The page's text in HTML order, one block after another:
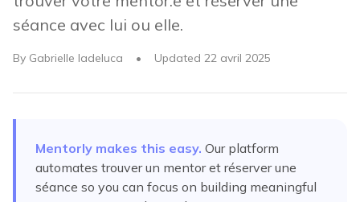
séance avec lui ou elle.
By Gabrielle Iadeluca • Updated 22 avril 2025
Mentorly makes this easy. Our platform
automates trouver un mentor et réserver une
séance so you can focus on building meaningful